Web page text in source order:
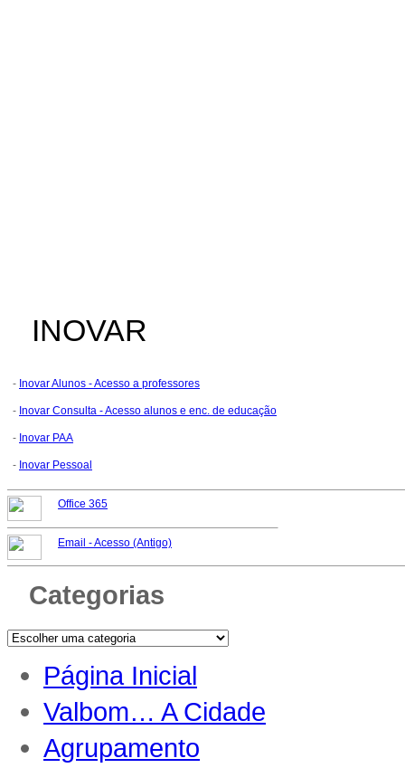
INOVAR
- Inovar Alunos - Acesso a professores
- Inovar Consulta - Acesso alunos e enc. de educação
- Inovar PAA
- Inovar Pessoal
Office 365
Email -Acesso (Antigo)
Categorias
Página Inicial
Valbom… A Cidade
Agrupamento